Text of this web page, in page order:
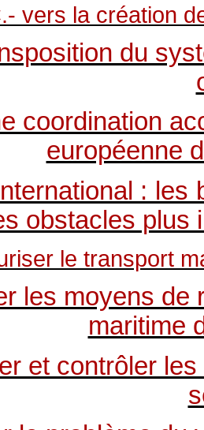
vers la création
du
coordination
européenne
: les
obstacles plus
le transport
les moyens de
maritime
et contrôler